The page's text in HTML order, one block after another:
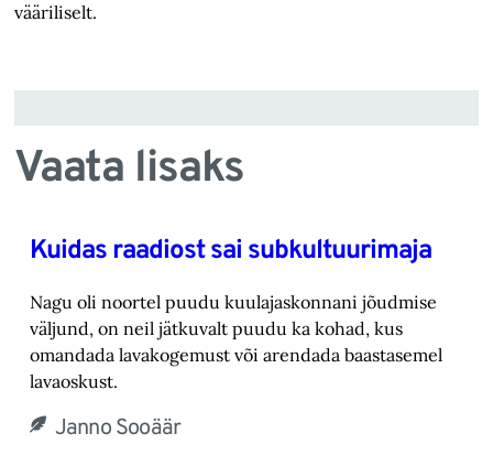
vääriliselt.
Vaata lisaks
Kuidas raadiost sai subkultuurimaja
Nagu oli noortel puudu kuulajaskonnani jõudmise
väljund, on neil jätkuvalt puudu ka kohad, ‎kus
omandada lavakogemust või arendada baastasemel
lavaoskust.‎
Janno Sooäär